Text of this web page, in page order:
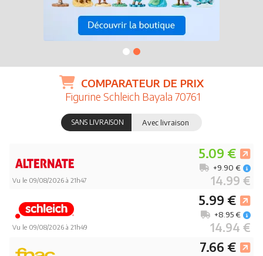
COMPARATEUR DE PRIX
Figurine Schleich Bayala 70761
SANS LIVRAISON Avec livraison
Vu le 09/08/2026 à 21h47
5.09 €
14.99 €
+9.90 €
Vu le 09/08/2026 à 21h49
5.99 €
14.94 €
+8.95 €
7.66 €